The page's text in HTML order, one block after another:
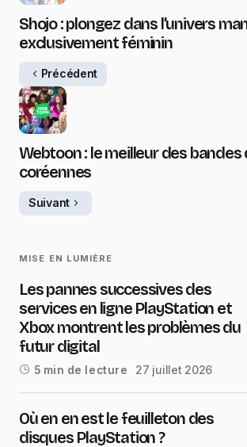
Shojo : plongez dans l’univers
exclusivement féminin
Précédent
Webtoon : le meilleur des bandes
coréennes
Suivant
MISE EN LUMIÈRE
Les pannes successives des
services en ligne PlayStation et
Xbox montrent les problèmes du
futur digital
5 min de lecture 27 juillet 2026
Où en en est le feuilleton des
disques PlayStation ?